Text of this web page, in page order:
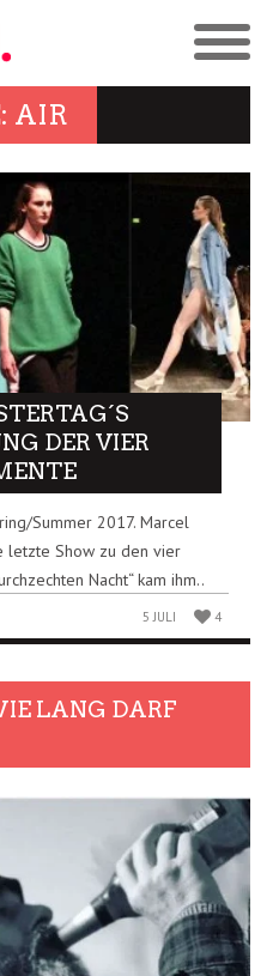
AIR
DER VIER
Summer 2017. Marcel
letzte Show zu den vier
Nacht“ kam ihm..
5 JULI 4
LANG DARF